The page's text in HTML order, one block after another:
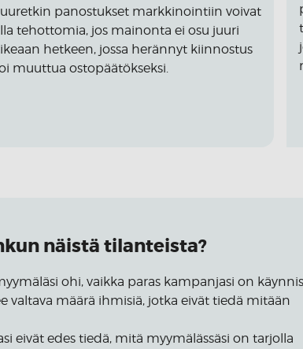
panostukset markkinointiin voivat
tehottomia, jos mainonta ei osu juuri
hetkeen, jossa herännyt kiinnostus
muuttua ostopäätökseksi.
näistä tilanteista?
ohi, vaikka paras kampanjasi on
valtava määrä ihmisiä, jotka eivät tiedä mitään
eivät edes tiedä, mitä myymälässäsi on tarjolla